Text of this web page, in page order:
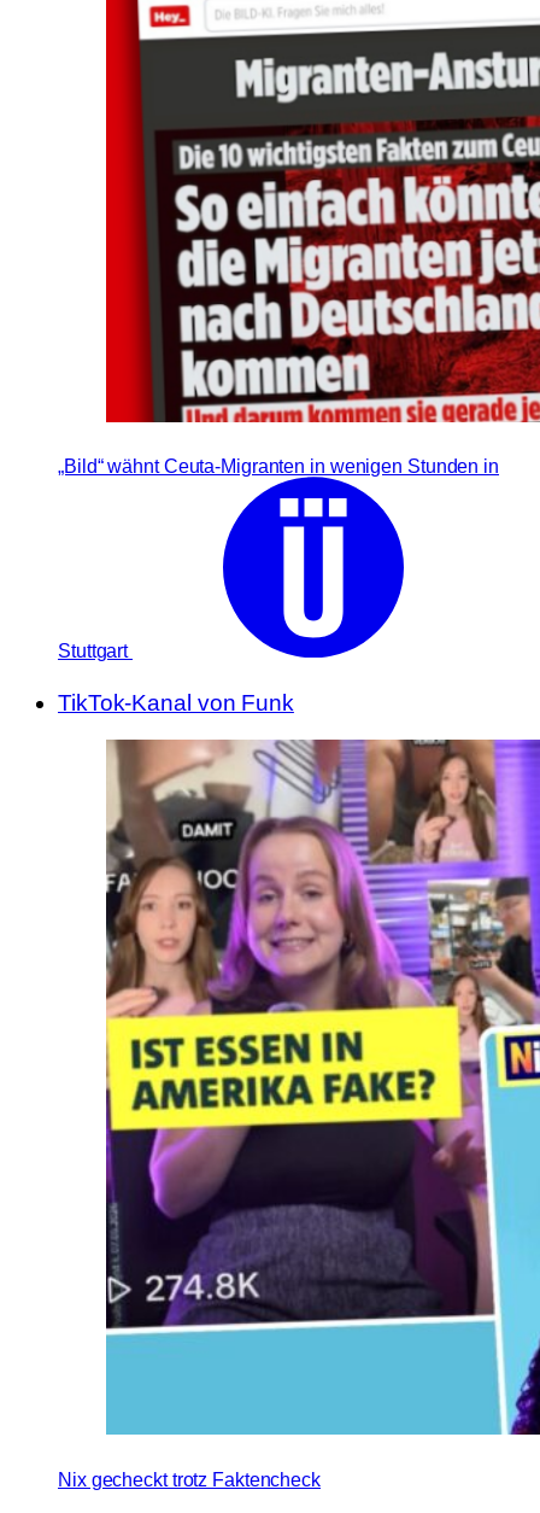
„Bild“ wähnt Ceuta-Migranten in wenigen Stunden in
Stuttgart
TikTok-Kanal von Funk
Nix gecheckt trotz Faktencheck